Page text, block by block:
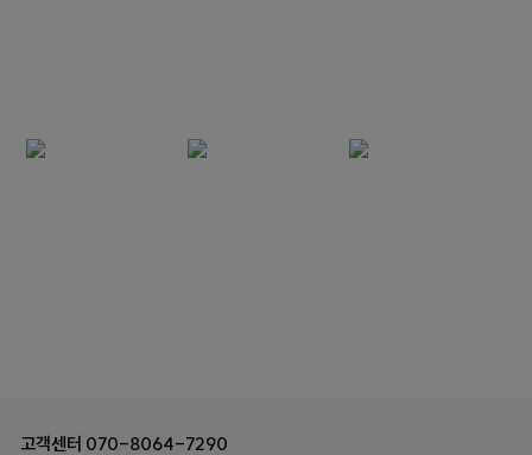
고객센터 070-8064-7290